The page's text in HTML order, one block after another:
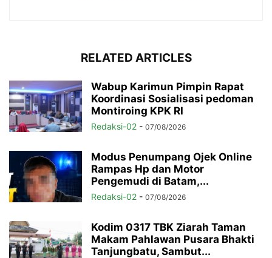
RELATED ARTICLES
Wabup Karimun Pimpin Rapat
Koordinasi Sosialisasi pedoman
Montiroing KPK RI
Redaksi-02 - 07/08/2026
Modus Penumpang Ojek Online
Rampas Hp dan Motor
Pengemudi di Batam,...
Redaksi-02 - 07/08/2026
Kodim 0317 TBK Ziarah Taman
Makam Pahlawan Pusara Bhakti
Tanjungbatu, Sambut...